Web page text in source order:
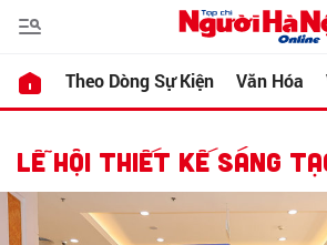
Theo Dòng Sự Kiện Văn Hóa
LỄ HỘI THIẾT KẾ SÁNG